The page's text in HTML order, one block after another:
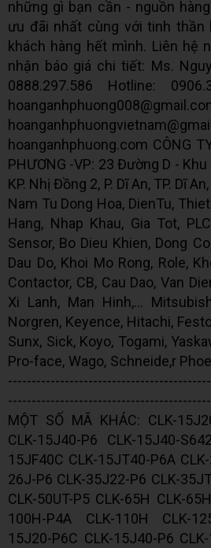
những gì bạn cần - nguồn
ưu đãi nhất cùng với tinh thần
khách hàng hết mình. Liên hệ
nhận báo giá chi tiết: Ms.
0888.297.586 Hotline:
hoanganhphuong.com CÔNG
PHƯƠNG -VP: 23 Đường D -
KP. Nhị Đồng 2, P. Dĩ An, TP. Dĩ
Nam Tu Dong Hoa, DienTu,
Hang, Nhap Khau, Gia Tot,
Sensor, Bo Dieu Khien, Dong
Dau Do, Khoi Mo Rong, Role,
Contactor, CB, Cau Dao, Van
Xi Lanh, Man Hinh,...
Norgren, Keyence, Hitachi,
Sunx, Sick, Koyo, Togami,
Pro-face, Wago, Schneide,r
MỘT SỐ MÃ KHÁC: CLK-
CLK-15J40-P6 CLK-15J40-
15JF40C CLK-15JT40-P6A
26J-P6 CLK-35J22-P6 CLK-
CLK-50UT-P5 CLK-65H CLK-
100H-P4A CLK-110H CLK-
15J20-P6C CLK-15J40-P6